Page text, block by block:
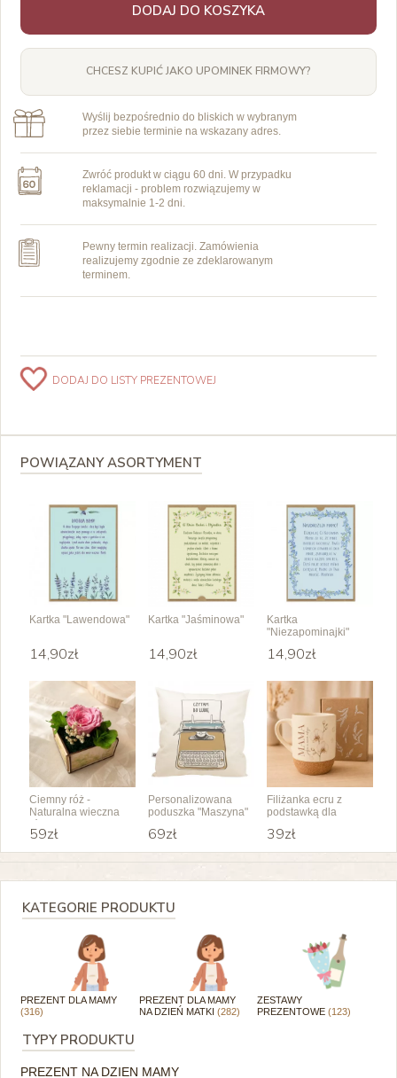
DODAJ DO KOSZYKA
CHCESZ KUPIĆ JAKO UPOMINEK FIRMOWY?
Wyślij bezpośrednio do bliskich w wybranym
przez siebie terminie na wskazany adres.
Zwróć produkt w ciągu 60 dni. W przypadku
reklamacji - problem rozwiązujemy w
maksymalnie 1-2 dni.
Pewny termin realizacji. Zamówienia
realizujemy zgodnie ze zdeklarowanym
terminem.
DODAJ DO LISTY PREZENTOWEJ
POWIĄZANY ASORTYMENT
Kartka "Lawendowa"
14,90zł
Kartka "Jaśminowa"
14,90zł
Kartka
"Niezapominajki"
14,90zł
Ciemny róż -
Naturalna wieczna
59zł
Personalizowana
poduszka "Maszyna"
69zł
Filiżanka ecru z
podstawką dla
39zł
KATEGORIE PRODUKTU
PREZENT DLA MAMY
(316)
PREZENT DLA MAMY
NA DZIEŃ MATKI (282)
ZESTAWY
PREZENTOWE(123)
TYPY PRODUKTU
PREZENT NA DZIEN MAMY